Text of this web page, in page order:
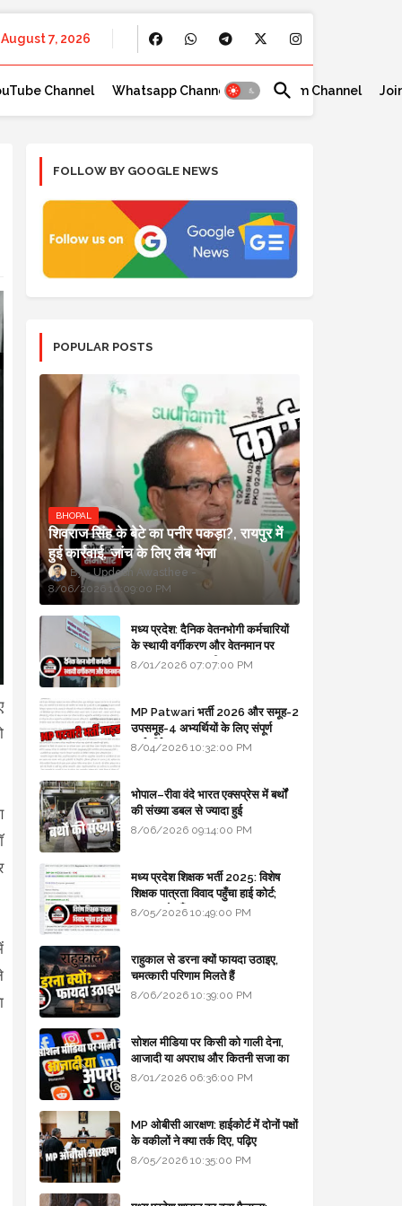
August 7, 2026
Channel Whatsapp Channel Telegram Channel
FOLLOW BY GOOGLE NEWS
POPULAR POSTS
BHOPAL
शिवराज सिंह के बेटे का पनीर पकड़ा?, रायपुर में
हुई कार्रवाई, जांच के लिए लैब भेजा
Updesh Awasthee
8/06/2026 10:09:00 PM
मध्य प्रदेश: दैनिक वेतनभोगी कर्मचारियों
के स्थायी वर्गीकरण और वेतनमान पर
सरकार का बड़ा स्पष्टीकरण
8/01/2026 07:07:00 PM
MP Patwari भर्ती 2026 और समूह-2
उपसमूह-4 अभ्यर्थियों के लिए संपूर्ण
मार्गदर्शिका
8/04/2026 10:32:00 PM
भोपाल–रीवा वंदे भारत एक्सप्रेस में बर्थों
की संख्या डबल से ज्यादा हुई
8/06/2026 09:14:00 PM
मध्य प्रदेश शिक्षक भर्ती 2025: विशेष
शिक्षक पात्रता विवाद पहुँचा हाई कोर्ट;
सरकार से माँगा जवाब
8/05/2026 10:49:00 PM
राहुकाल से डरना क्यों फायदा उठाइए,
चमत्कारी परिणाम मिलते हैं
8/06/2026 10:39:00 PM
सोशल मीडिया पर किसी को गाली देना,
आजादी या अपराध और कितनी सजा का
प्रावधान - free legal advice
8/01/2026 06:36:00 PM
MP ओबीसी आरक्षण: हाईकोर्ट में दोनों पक्षों
के वकीलों ने क्या तर्क दिए, पढ़िए
8/05/2026 10:35:00 PM